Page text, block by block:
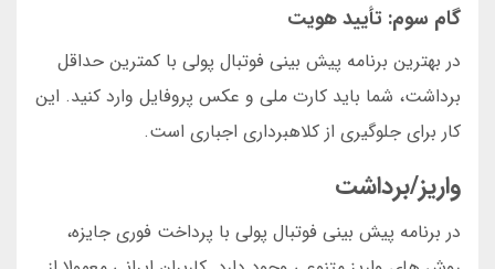
گام سوم: تأیید هویت
در بهترین برنامه پیش بینی فوتبال پولی با کمترین حداقل
برداشت، شما باید کارت ملی و عکس پروفایل وارد کنید. این
کار برای جلوگیری از کلاهبرداری اجباری است.
واریز/برداشت
در برنامه پیش بینی فوتبال پولی با پرداخت فوری جایزه،